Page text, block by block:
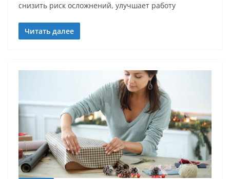
снизить риск осложнений, улучшает работу
Читать далее